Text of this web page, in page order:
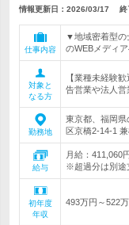
情報更新日：2026/03/17 終
仕事内容
▼地域密着型の
のWEBメディ
対象と
なる方
【業種未経験
告営業や法人
勤務地
東京都、福岡
区京橋2-14-1
給与
月給：411,060
※超過分は別途
初年度
年収
493万円～522